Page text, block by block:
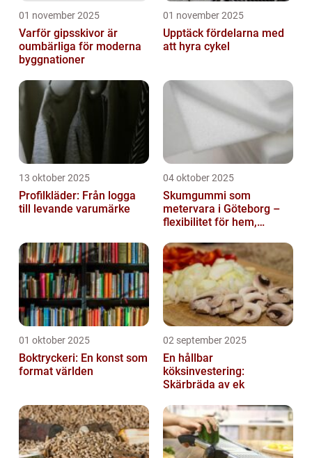
01 november 2025
Varför gipsskivor är
oumbärliga för moderna
byggnationer
01 november 2025
Upptäck fördelarna med
att hyra cykel
13 oktober 2025
Profilkläder: Från logga
till levande varumärke
04 oktober 2025
Skumgummi som
metervara i Göteborg –
flexibilitet för hem,
01 oktober 2025
Boktryckeri: En konst som
format världen
02 september 2025
En hållbar
köksinvestering:
Skärbräda av ek